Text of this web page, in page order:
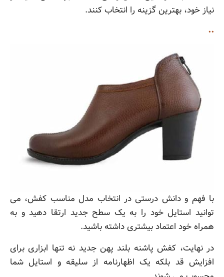
نیاز خود، بهترین گزینه را انتخاب کنند.
..
با فهم و دانش درستی در انتخاب مدل مناسب کفش، می
توانید استایل خود را به یک سطح جدید ارتقا دهید و به
همراه خود اعتماد بیشتری داشته باشید.
در نهایت، کفش پاشنه بلند پهن جدید نه تنها ابزاری برای
افزایش قد بلکه یک اظهارنامه از سلیقه و استایل شما